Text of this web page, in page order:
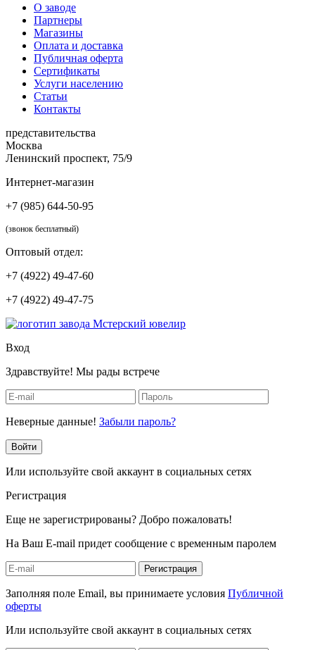
О заводе
Партнеры
Магазины
Оплата и доставка
Публичная оферта
Сертификаты
Услуги населению
Статьи
Контакты
представительства
Москва
Ленинский проспект, 75/9
Интернет-магазин
+7 (985) 644-50-95
(звонок бесплатный)
Оптовый отдел:
+7 (4922) 49-47-60
+7 (4922) 49-47-75
Вход
Здравствуйте! Мы рады встрече
Неверные данные! Забыли пароль?
Войти
Или используйте свой аккаунт в социальных сетях
Регистрация
Еще не зарегистрированы? Добро пожаловать!
На Ваш E-mail придет сообщение с временным паролем
Регистрация
Заполняя поле Email, вы принимаете условия Публичной
оферты
Или используйте свой аккаунт в социальных сетях